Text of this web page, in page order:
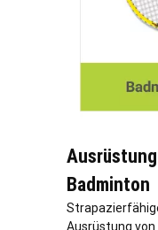
Badminton
Ausrüstung von